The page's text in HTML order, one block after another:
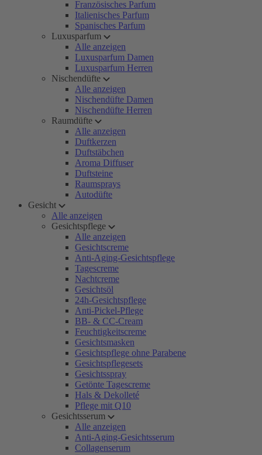
Französisches Parfum
Italienisches Parfum
Spanisches Parfum
Luxusparfum
Alle anzeigen
Luxusparfum Damen
Luxusparfum Herren
Nischendüfte
Alle anzeigen
Nischendüfte Damen
Nischendüfte Herren
Raumdüfte
Alle anzeigen
Duftkerzen
Duftstäbchen
Aroma Diffuser
Duftsteine
Raumsprays
Autodüfte
Gesicht
Alle anzeigen
Gesichtspflege
Alle anzeigen
Gesichtscreme
Anti-Aging-Gesichtspflege
Tagescreme
Nachtcreme
Gesichtsöl
24h-Gesichtspflege
Anti-Pickel-Pflege
BB- & CC-Cream
Feuchtigkeitscreme
Gesichtsmasken
Gesichtspflege ohne Parabene
Gesichtspflegesets
Gesichtsspray
Getönte Tagescreme
Hals & Dekolleté
Pflege mit Q10
Gesichtsserum
Alle anzeigen
Anti-Aging-Gesichtsserum
Collagenserum